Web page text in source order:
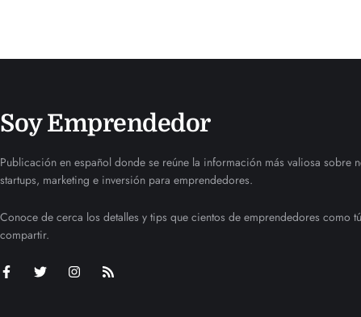
Soy Emprendedor
Publicación en español donde se reúne la información más valiosa sobre
startups, marketing e inversión para emprendedores.
Conoce de cerca los detalles y tips que cientos de emprendedores como
compartir.